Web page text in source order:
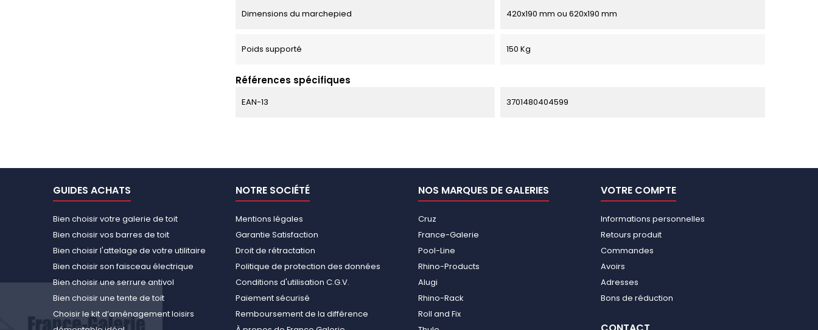
Dimensions du marchepied 420x190 mm ou 620x190 mm
Poids supporté 150 Kg
Références spécifiques
EAN-13 3701480404599
GUIDES ACHATS
Bien choisir votre galerie de toit
Bien choisir vos barres de toit
Bien choisir l'attelage de votre utilitaire
Bien choisir son faisceau électrique
Bien choisir une serrure antivol
Bien choisir une tente de toit
Choisir le kit d’aménagement loisirs
NOTRE SOCIÉTÉ
Mentions légales
Garantie Satisfaction
Droit de rétractation
Politique de protection des données
Conditions d'utilisation C.G.V.
Paiement sécurisé
Remboursement de la différence
NOS MARQUES DE GALERIES
Cruz
France-Galerie
Pool-Line
Rhino-Products
Alugi
Rhino-Rack
Roll and Fix
VOTRE COMPTE
Informations personnelles
Retours produit
Commandes
Avoirs
Adresses
Bons de réduction